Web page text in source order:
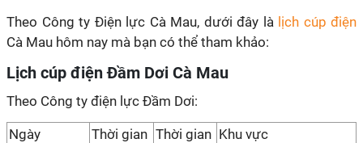
Theo Công ty Điện lực Cà Mau, dưới đây là lịch cúp điện
Cà Mau hôm nay mà bạn có thể tham khảo:
Lịch cúp điện Đầm Dơi Cà Mau
Theo Công ty điện lực Đầm Dơi:
Ngày
Thời gian Thời gian Khu vực